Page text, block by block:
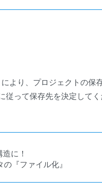
より、プロジェクトの保
って保存先を決定してく
に！
『ファイル化』